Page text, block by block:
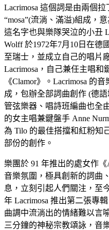
Lacrimosa 這個詞是由兩個拉
“mosa”(流淌、滿溢)組成，
這名字也與樂隊哭泣的小丑
Wolff 於1972年7月10日在德
至瑞士，並成立自己的唱片
Lacrimosa，自己兼任主唱
《Clamor》。Lacrimosa 的
成，包辦全部詞曲創作 (德
管弦樂器、唱詩班編曲也全
的女主唱兼鍵盤手 Anne
為 Tilo 的最佳搭擋和紅粉知
部份的創作。
樂團於 91 年推出的處女作
音樂氛圍，極具創新的詞曲
息，立刻引起人們關注，至
年 Lacrimosa 推出第二張專
曲調中流淌出的情緒難以言
三分鐘的神秘宗教頌詠，音